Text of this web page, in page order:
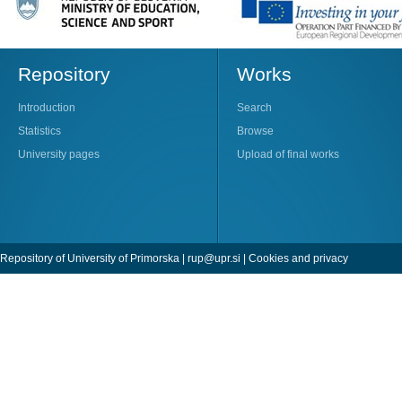
Repository
Introduction
Statistics
University pages
Works
Search
Browse
Upload of final works
Repository of University of Primorska | rup@upr.si | Cookies and privacy